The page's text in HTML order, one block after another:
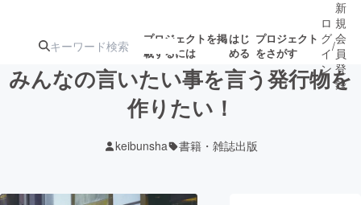
プロジェクトを掲
載するには
はじ
める
プロジェクト
をさがす
注目の新着プロ
ジェクト
募集終了が近いプ
ロジェクト
ロ
グ
イ
ン
/
新
規
会
員
登
録
みんなの言いたい事を言う発行物を
作りたい！
keibunsha 書籍・雑誌出版